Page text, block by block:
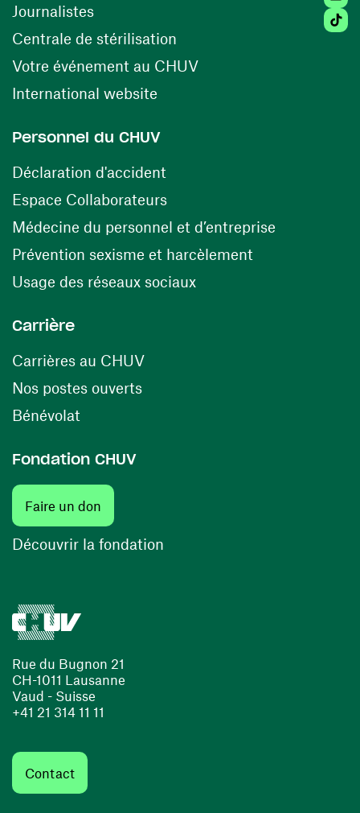
Rue du Bugnon 21
CH-1011 Lausanne
Vaud - Suisse
+41 21 314 11 11
Contact
Journalistes
Centrale de stérilisation (ouvre une nouvelle
Votre événement au CHUV(ouvre une nouvelle
International website
Personnel du CHUV
Déclaration d'accident
Espace Collaborateurs(ouvre une nouvelle fenêtre)
Médecine du personnel et d’entreprise
Prévention sexisme et harcèlement
Usage des réseaux sociaux(ouvre une nouvelle
Carrière
Carrières au CHUV(ouvre une nouvelle fenêtre)
Nos postes ouverts(ouvre une nouvelle fenêtre)
Bénévolat
Fondation CHUV
Faire un don
Découvrir la fondation